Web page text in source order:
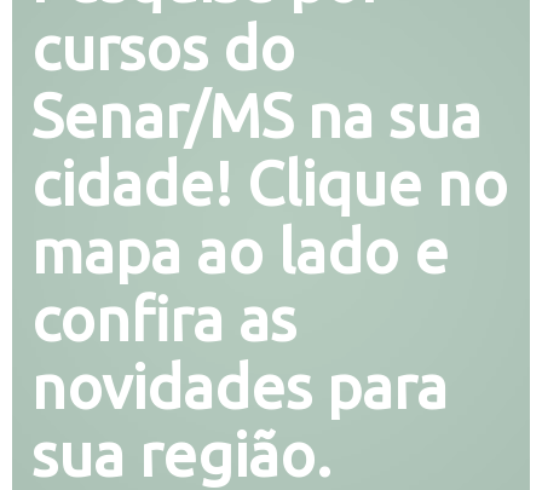
cursos do
Senar/MS na sua
cidade! Clique no
mapa ao lado e
confira as
novidades para
sua região.